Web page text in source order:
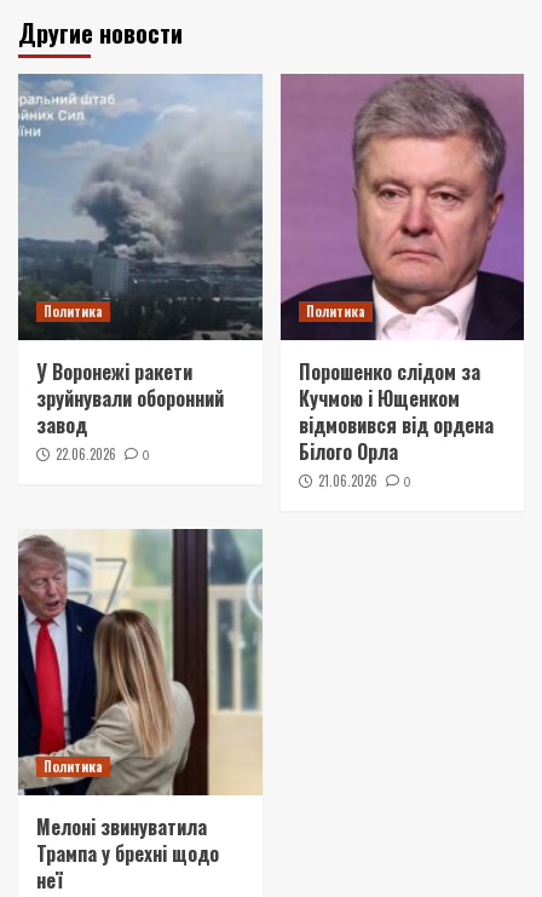
Другие новости
Политика
У Воронежі ракети
зруйнували оборонний
завод
22.06.2026 0
Политика
Порошенко слідом за
Кучмою і Ющенком
відмовився від ордена
Білого Орла
21.06.2026 0
Политика
Мелоні звинуватила
Трампа у брехні щодо
неї